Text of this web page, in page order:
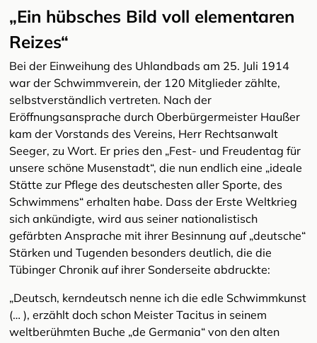
„Ein hübsches Bild voll elementaren
Reizes“
Bei der Einweihung des Uhlandbads am 25. Juli 1914
war der Schwimmverein, der 120 Mitglieder zählte,
selbstverständlich vertreten. Nach der
Eröffnungsansprache durch Oberbürgermeister Haußer
kam der Vorstands des Vereins, Herr Rechtsanwalt
Seeger, zu Wort. Er pries den „Fest- und Freudentag für
unsere schöne Musenstadt“, die nun endlich eine „ideale
Stätte zur Pflege des deutschesten aller Sporte, des
Schwimmens“ erhalten habe. Dass der Erste Weltkrieg
sich ankündigte, wird aus seiner nationalistisch
gefärbten Ansprache mit ihrer Besinnung auf „deutsche“
Stärken und Tugenden besonders deutlich, die die
Tübinger Chronik auf ihrer Sonderseite abdruckte:
„Deutsch, kerndeutsch nenne ich die edle Schwimmkunst
(… ), erzählt doch schon Meister Tacitus in seinem
weltberühmten Buche „de Germania“ von den alten